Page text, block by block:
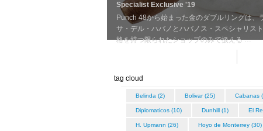
Specialist Exclusive '19
Punch 48から始まった金のダブルリングは、
サ・デル・ハバノとハバノス・スペシャリス
格を持つ限られたショップのみで扱える …
tag cloud
Belinda (2) Bolivar (25) Cabanas
Diplomaticos (10) Dunhill (1) El
H. Upmann (26) Hoyo de Monterrey (30)